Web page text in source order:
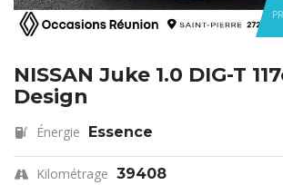
NISSAN Juke 1.0 DIG-T
Design
Énergie Essence
Kilométrage 39408